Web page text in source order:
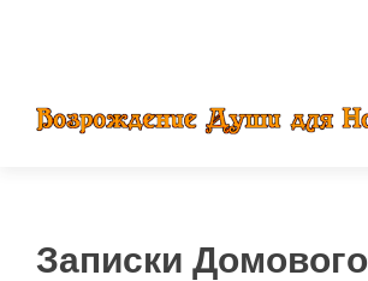
Записки Домового